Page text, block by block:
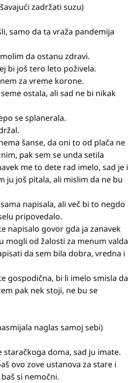
zadržati suzu)
samo da ta vraža pandemija
da ostanu zdravi.
bi još tero leto poživela.
za vreme korone.
ostala, ali sad ne bi nikak
se splanerala.
šanse, da oni to od plača ne
pak sem se unda setila
me to dete rad imelo, sad je i
ju još pitala, ali mislim da ne bu
napisala, ali več bi to negdo
pripovedalo.
napisalo govor gda ja zanavek
mogli od žalosti za menum valda
da sem bila dobra, vredna i
gospodična, bi li imelo smisla da
pak nek stoji, ne bu se
naglas samoj sebi)
staračkoga doma, sad ju imate.
ovo zove ustanova za stare i
si nemočni.